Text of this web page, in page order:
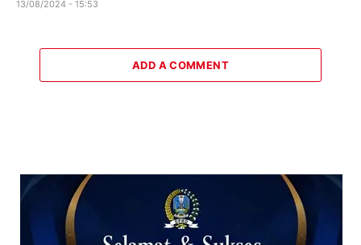
13/08/2024 - 15:53
ADD A COMMENT